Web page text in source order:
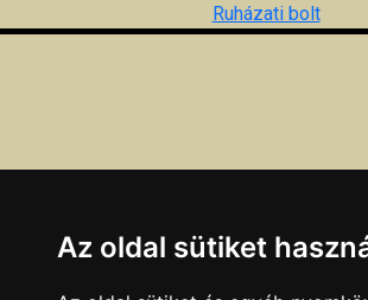
Ruházati bolt
Az oldal sütiket